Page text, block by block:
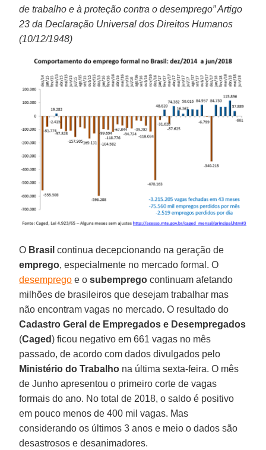
de trabalho e à proteção contra o desemprego” Artigo
23 da Declaração Universal dos Direitos Humanos
(10/12/1948)
O Brasil continua decepcionando na geração de
emprego, especialmente no mercado formal. O
desemprego e osubemprego continuam afetando
milhões de brasileiros que desejam trabalhar mas
não encontram vagas no mercado. O resultado do
Cadastro Geral de Empregados e Desempregados
(Caged) ficou negativo em 661 vagas no mês
passado, de acordo com dados divulgados pelo
Ministério do Trabalho na última sexta-feira. O mês
de Junho apresentou o primeiro corte de vagas
formais do ano. No total de 2018, o saldo é positivo
em pouco menos de 400 mil vagas. Mas
considerando os últimos 3 anos e meio o dados são
desastrosos e desanimadores.